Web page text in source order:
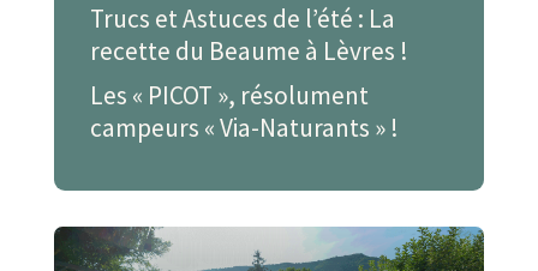
Trucs et Astuces de l’été : La
recette du Beaume à Lèvres !
Les « PICOT », résolument
campeurs « Via-Naturants » !